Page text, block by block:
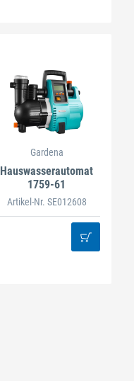
Gardena
Hauswasserautomat
1759-61
Artikel-Nr. SE012608